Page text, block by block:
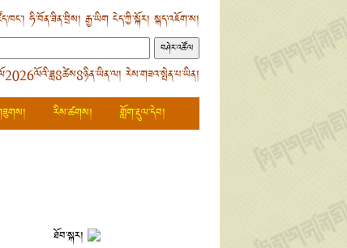
ཧི་བོན་ཟིན་བྲིས། རྒྱ་ཡིགངེད་ཀྱི་སྐོར། སྐད་འཇོག་ས།
རེས་གཟའ་སྤེན་པ་ཡིན།
རིས་ཚགས།
གློག་རྡུལ་དེབ།
ཐོབ་སྐར།